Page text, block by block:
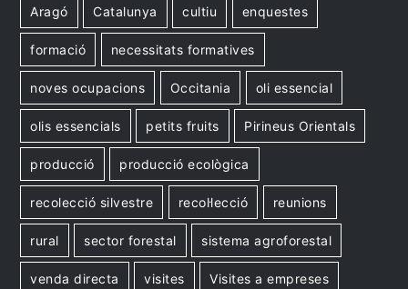
Aragó Catalunya cultiu enquestes
formació necessitats formatives
noves ocupacions Occitania oli essencial
olis essencials petits fruits Pirineus Orientals
producció producció ecològica
recolecció silvestre recol·lecció reunions
rural sector forestal sistema agroforestal
venda directa visites Visites a empreses